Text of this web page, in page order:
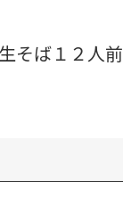
そば１２人前